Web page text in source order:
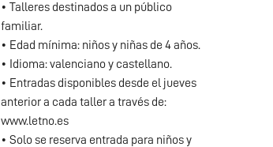
• Talleres destinados a un público
familiar.
• Edad mínima: niños y niñas de 4 años.
• Idioma: valenciano y castellano.
• Entradas disponibles desde el jueves
anterior a cada taller a través de:
www.letno.es
• Solo se reserva entrada para niños y